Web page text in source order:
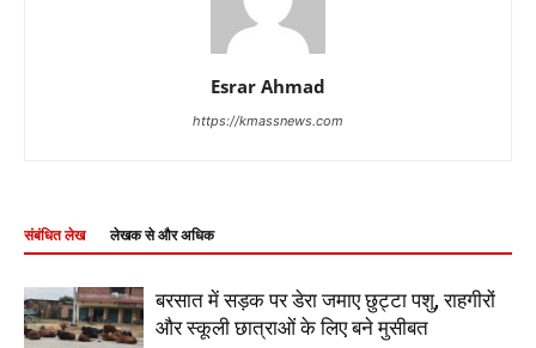
Esrar Ahmad
https://kmassnews.com
संबंधित लेख लेखक से और अधिक
बरसात में सड़क पर डेरा जमाए छुट्टा पशु, राहगीरों
और स्कूली छात्राओं के लिए बने मुसीबत